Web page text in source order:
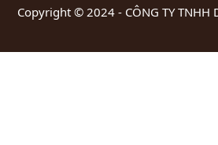
Copyright © 2024 - CÔNG TY TNHH